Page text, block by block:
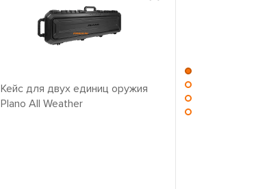
Кейс для двух единиц оружия
Plano All Weather